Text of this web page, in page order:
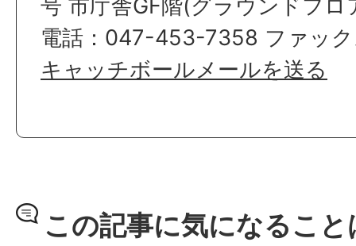
号 市庁舎GF階(グラウンドフロ
電話：047-453-7358 ファッ
キャッチボールメールを送る
この記事に気になるこ